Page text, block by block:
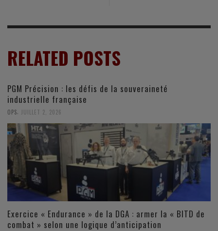
RELATED POSTS
PGM Précision : les défis de la souveraineté
industrielle française
OPS JUILLET 2, 2026
Exercice « Endurance » de la DGA : armer la « BITD de
combat » selon une logique d’anticipation